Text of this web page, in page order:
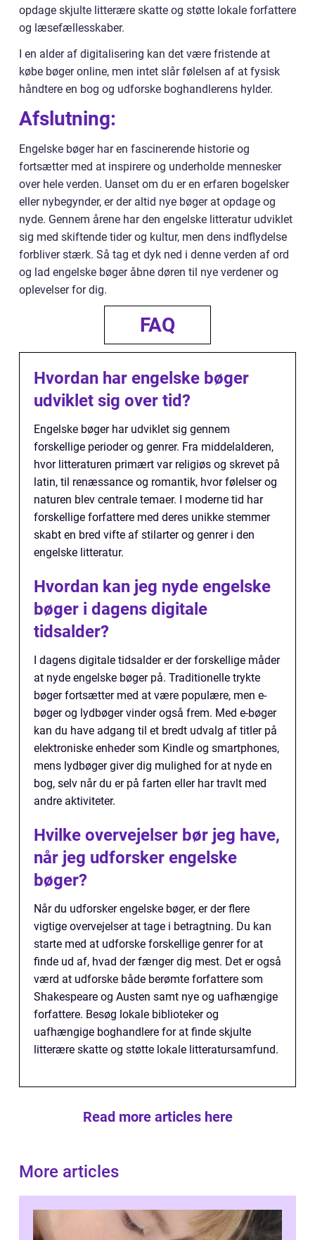
opdage skjulte litterære skatte og støtte lokale forfattere
og læsefællesskaber.
I en alder af digitalisering kan det være fristende at
købe bøger online, men intet slår følelsen af at fysisk
håndtere en bog og udforske boghandlerens hylder.
Afslutning:
Engelske bøger har en fascinerende historie og
fortsætter med at inspirere og underholde mennesker
over hele verden. Uanset om du er en erfaren bogelsker
eller nybegynder, er der altid nye bøger at opdage og
nyde. Gennem årene har den engelske litteratur udviklet
sig med skiftende tider og kultur, men dens indflydelse
forbliver stærk. Så tag et dyk ned i denne verden af ord
og lad engelske bøger åbne døren til nye verdener og
oplevelser for dig.
FAQ
Hvordan har engelske bøger
udviklet sig over tid?
Engelske bøger har udviklet sig gennem
forskellige perioder og genrer. Fra middelalderen,
hvor litteraturen primært var religiøs og skrevet på
latin, til renæssance og romantik, hvor følelser og
naturen blev centrale temaer. I moderne tid har
forskellige forfattere med deres unikke stemmer
skabt en bred vifte af stilarter og genrer i den
engelske litteratur.
Hvordan kan jeg nyde engelske
bøger i dagens digitale
tidsalder?
I dagens digitale tidsalder er der forskellige måder
at nyde engelske bøger på. Traditionelle trykte
bøger fortsætter med at være populære, men e-
bøger og lydbøger vinder også frem. Med e-bøger
kan du have adgang til et bredt udvalg af titler på
elektroniske enheder som Kindle og smartphones,
mens lydbøger giver dig mulighed for at nyde en
bog, selv når du er på farten eller har travlt med
andre aktiviteter.
Hvilke overvejelser bør jeg have,
når jeg udforsker engelske
bøger?
Når du udforsker engelske bøger, er der flere
vigtige overvejelser at tage i betragtning. Du kan
starte med at udforske forskellige genrer for at
finde ud af, hvad der fænger dig mest. Det er også
værd at udforske både berømte forfattere som
Shakespeare og Austen samt nye og uafhængige
forfattere. Besøg lokale biblioteker og
uafhængige boghandlere for at finde skjulte
litterære skatte og støtte lokale litteratursamfund.
Read more articles here
More articles